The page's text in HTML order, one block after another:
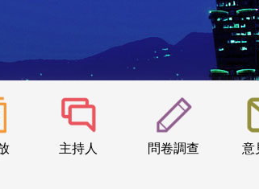
主持人 問卷調查 意